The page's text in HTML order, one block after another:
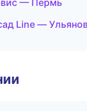
— Пермь
Line —